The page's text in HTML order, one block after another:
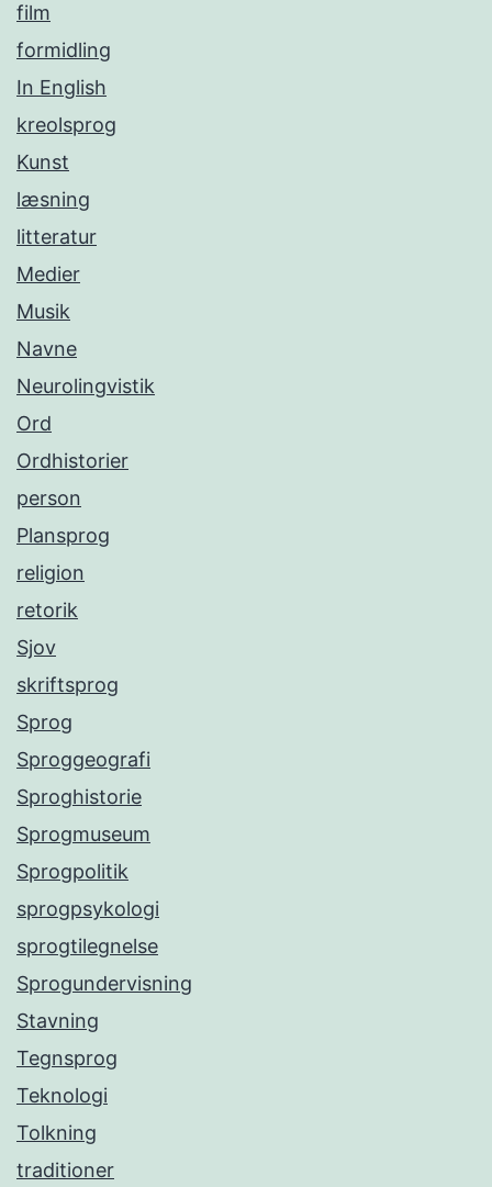
film
formidling
In English
kreolsprog
Kunst
læsning
litteratur
Medier
Musik
Navne
Neurolingvistik
Ord
Ordhistorier
person
Plansprog
religion
retorik
Sjov
skriftsprog
Sprog
Sproggeografi
Sproghistorie
Sprogmuseum
Sprogpolitik
sprogpsykologi
sprogtilegnelse
Sprogundervisning
Stavning
Tegnsprog
Teknologi
Tolkning
traditioner